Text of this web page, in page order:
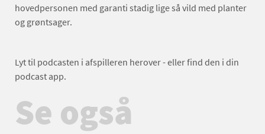
hovedpersonen med garanti stadig lige så vild med planter
og grøntsager.
Lyt til podcasten i afspilleren herover - eller find den i din
podcast app.
Se også